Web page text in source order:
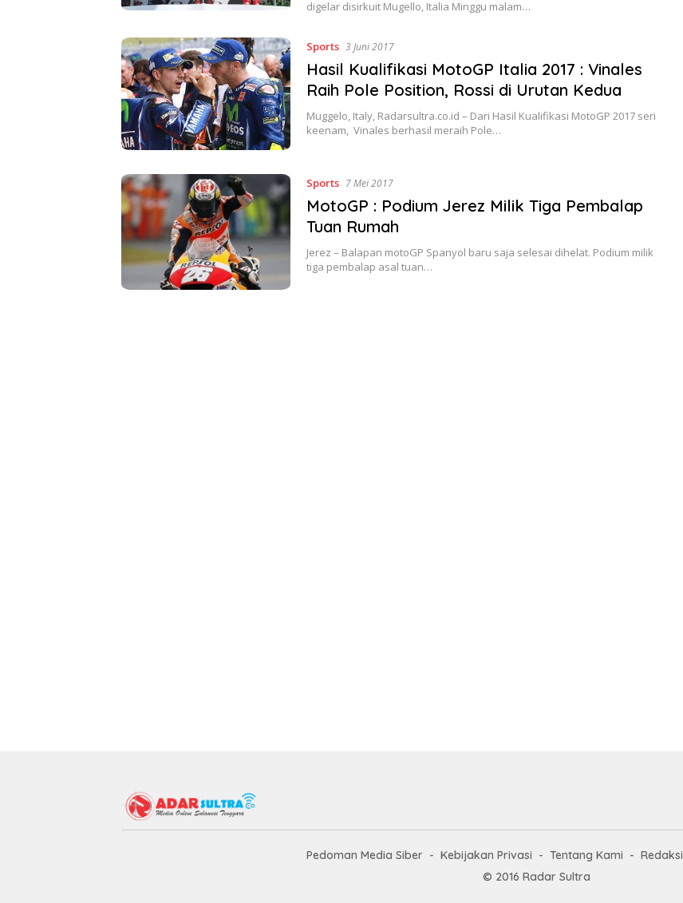
digelar disirkuit Mugello, Italia Minggu malam…
Sports 3 Juni 2017
Hasil Kualifikasi MotoGP Italia 2017 : Vinales
Raih Pole Position, Rossi di Urutan Kedua
Muggelo, Italy, Radarsultra.co.id – Dari Hasil Kualifikasi MotoGP 2017 seri
keenam, Vinales berhasil meraih Pole…
Sports 7 Mei 2017
MotoGP : Podium Jerez Milik Tiga Pembalap
Tuan Rumah
Jerez – Balapan motoGP Spanyol baru saja selesai dihelat. Podium milik
tiga pembalap asal tuan…
Pedoman Media Siber Kebijakan Privasi Tentang Kami Redaksi
© 2016 Radar Sultra